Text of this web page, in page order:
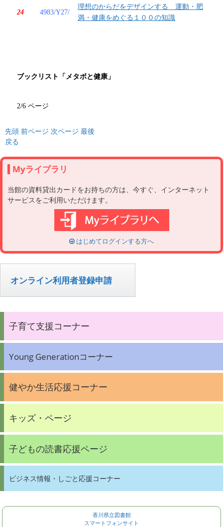
24 4983/Y27/
理想のからだをデザインする 運動・肥
満・健康をめぐる１００の知識
ブックリスト「メタボと健康」
2/6 ページ
先頭 前ページ 次ページ 最後
戻る
Myライブラリ
当館の資料貸出カードをお持ちの方は、今すぐ、インターネット
サービスをご利用いただけます。
はじめてログインする方へ
オンライン利用者登録申請
子育て支援コーナー
Young Generationコーナー
健やか生活応援コーナー
キッズ・ページ
子どもの読書応援ページ
ビジネス情報・しごと応援コーナー
香川県立図書館
スマートフォンサイト